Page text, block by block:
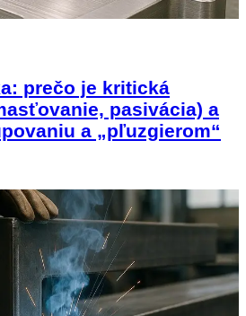
prečo je kritická
pasivácia) a
a „pľuzgierom“